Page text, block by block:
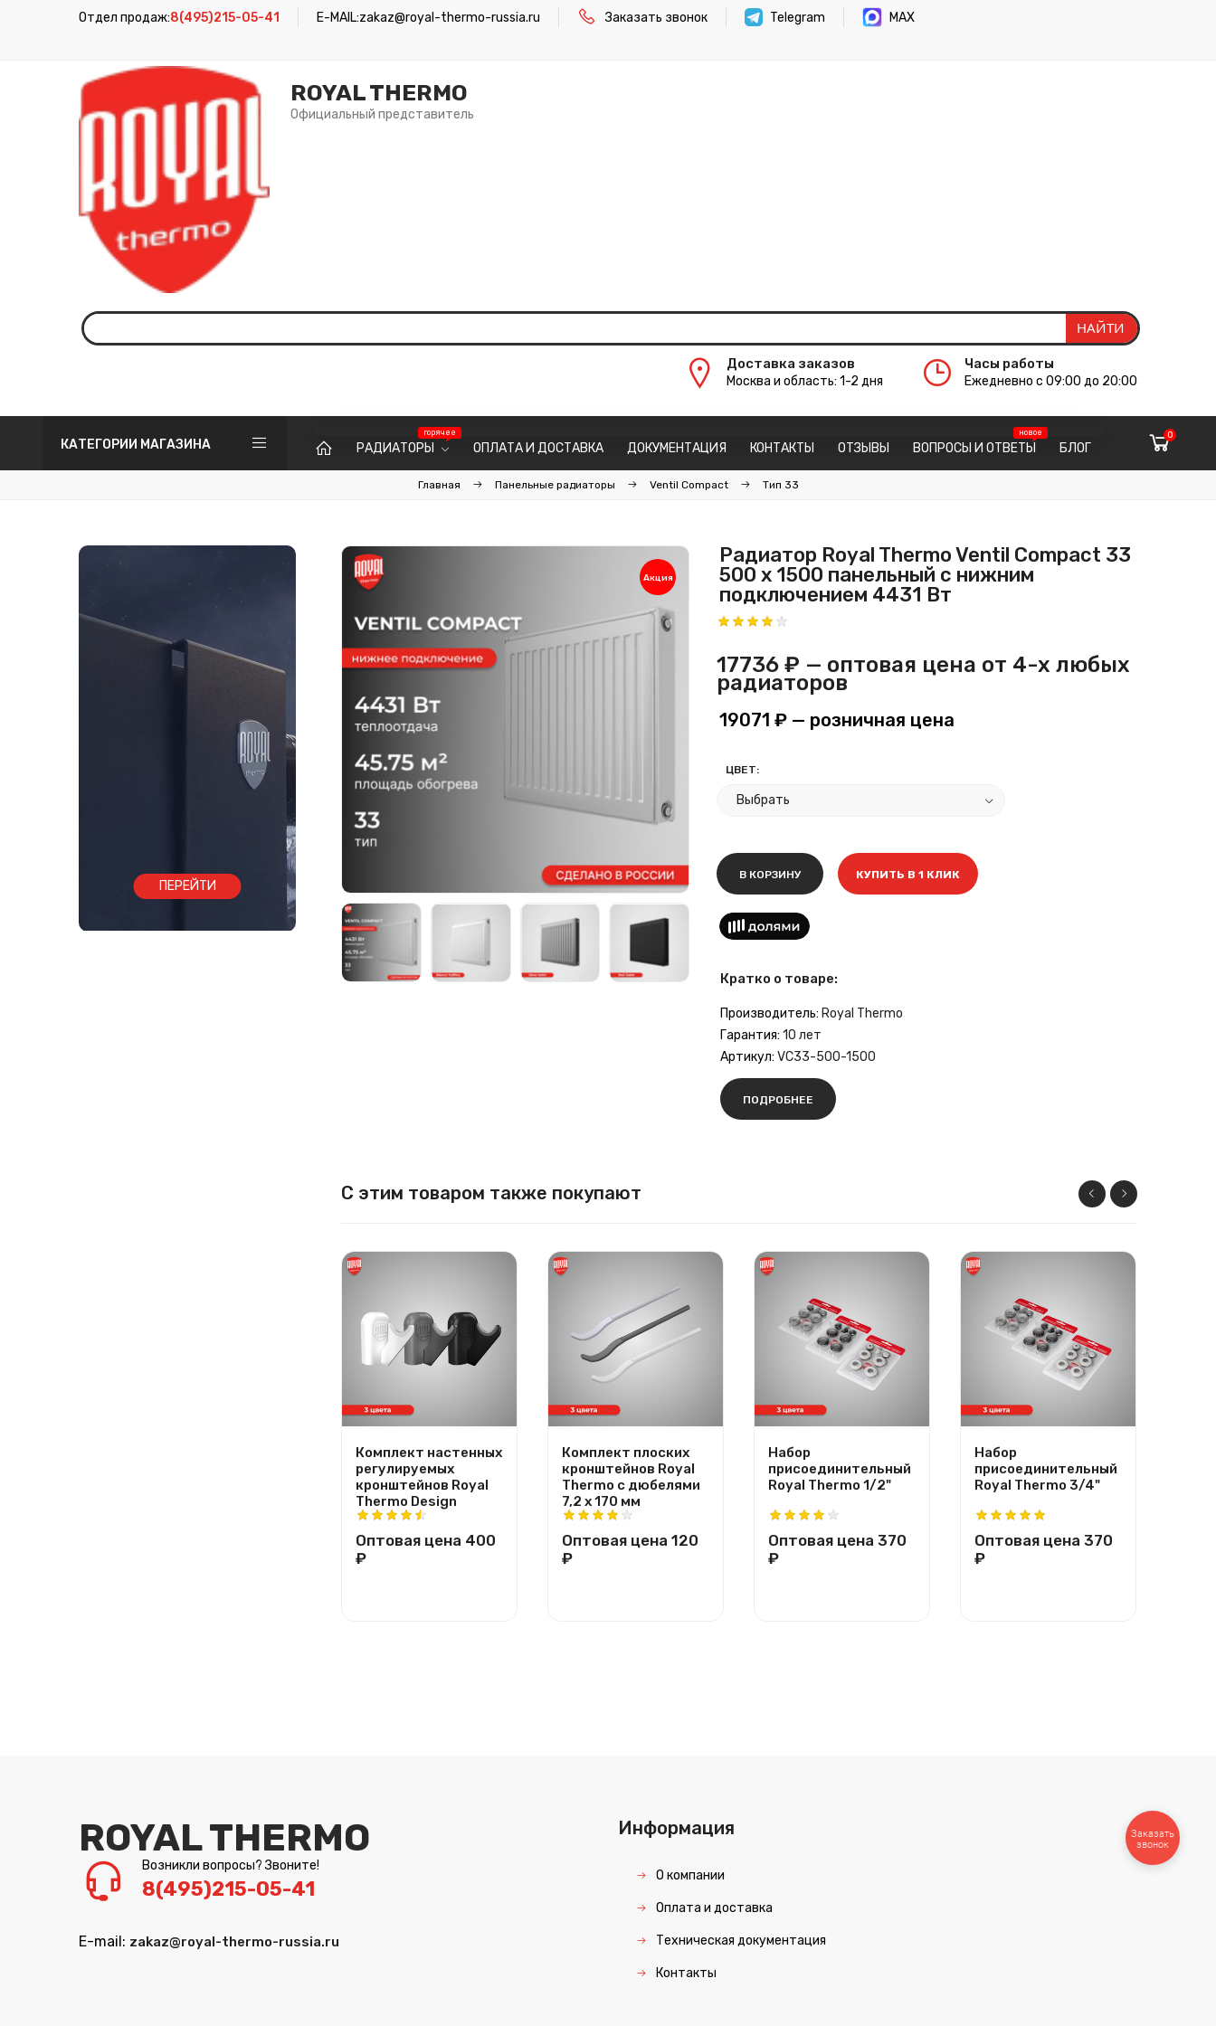
Отдел продаж:8(495)215-05-41 E-MAIL:zakaz@royal-thermo-russia.ru Заказать звонок Telegram MAX
ROYAL THERMO
Официальный представитель
Доставка заказов
Москва и область: 1-2 дня
Часы работы
Ежедневно с 09:00 до 20:00
КАТЕГОРИИ МАГАЗИНА РАДИАТОРЫ ОПЛАТА И ДОСТАВКА ДОКУМЕНТАЦИЯ КОНТАКТЫ ОТЗЫВЫ ВОПРОСЫ И ОТВЕТЫ БЛОГ
0
Главная Панельные радиаторы Ventil Compact Тип 33
Акция
Радиатор Royal Thermo Ventil Compact 33
500 х 1500 панельный с нижним
подключением 4431 Вт
17736 ₽ — оптовая цена от 4-х любых
радиаторов
19071 ₽ — розничная цена
ЦВЕТ:
В КОРЗИНУ КУПИТЬ В 1 КЛИК
Кратко о товаре:
Производитель: Royal Thermo
Гарантия: 10 лет
Артикул: VC33-500-1500
ПОДРОБНЕЕ
С этим товаром также покупают
Комплект настенных
регулируемых
кронштейнов Royal
Thermo Design
Оптовая цена 400
₽
Комплект плоских
кронштейнов Royal
Thermo с дюбелями
7,2 х 170 мм
Оптовая цена 120
₽
Набор
присоединительный
Royal Thermo 1/2"
Оптовая цена 370
₽
Набор
присоединительный
Royal Thermo 3/4"
Оптовая цена 370
₽
ПЕРЕЙТИ
ROYAL THERMO
Возникли вопросы? Звоните!
8(495)215-05-41
E-mail: zakaz@royal-thermo-russia.ru
Информация
О компании
Оплата и доставка
Техническая документация
Контакты
Заказать
звонок